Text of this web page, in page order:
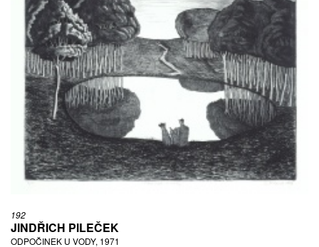
192
JINDŘICH PILEČEK
ODPOČINEK U VODY, 1971